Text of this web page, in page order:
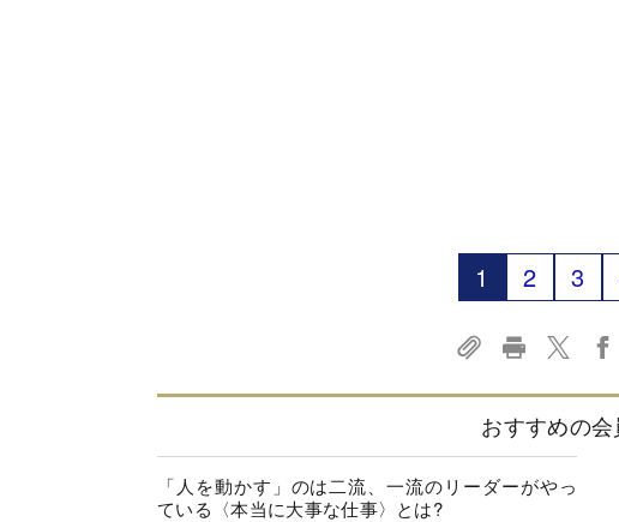
1 2 3
おすすめの
「人を動かす」のは二流、一流のリーダーがやっ
ている〈本当に大事な仕事〉とは?